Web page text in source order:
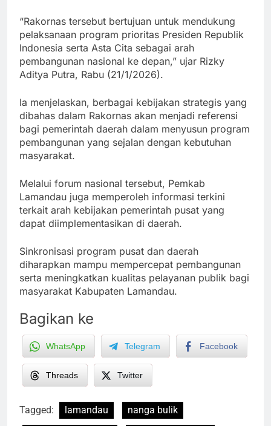
“Rakornas tersebut bertujuan untuk mendukung
pelaksanaan program prioritas Presiden Republik
Indonesia serta Asta Cita sebagai arah
pembangunan nasional ke depan,” ujar Rizky
Aditya Putra, Rabu (21/1/2026).
Ia menjelaskan, berbagai kebijakan strategis yang
dibahas dalam Rakornas akan menjadi referensi
bagi pemerintah daerah dalam menyusun program
pembangunan yang sejalan dengan kebutuhan
masyarakat.
Melalui forum nasional tersebut, Pemkab
Lamandau juga memperoleh informasi terkini
terkait arah kebijakan pemerintah pusat yang
dapat diimplementasikan di daerah.
Sinkronisasi program pusat dan daerah
diharapkan mampu mempercepat pembangunan
serta meningkatkan kualitas pelayanan publik bagi
masyarakat Kabupaten Lamandau.
Bagikan ke
WhatsApp Telegram Facebook
Threads Twitter
Tagged: lamandau
nanga bulik